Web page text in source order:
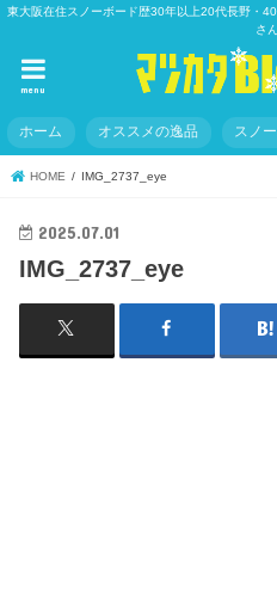
東大阪在住スノーボード歴30年以上20代長野・
さん
menu
ホーム オススメの逸品 スノ
HOME IMG_2737_eye
2025.07.01
IMG_2737_eye